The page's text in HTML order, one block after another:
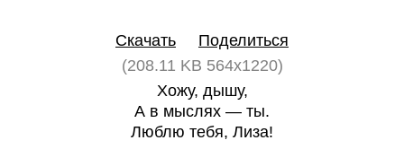
Скачать
Поделиться
(208.11 KB 564x1220)
Хожу, дышу,
А в мыслях — ты.
Люблю тебя, Лиза!